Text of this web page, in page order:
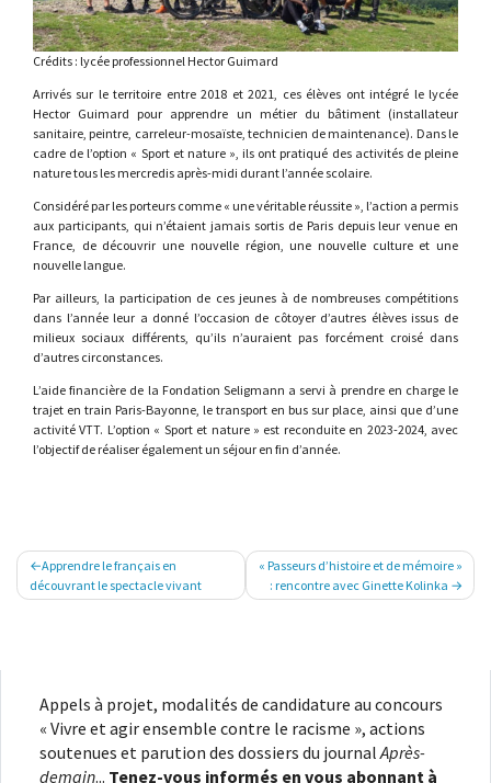
Crédits : lycée professionnel Hector Guimard
Arrivés sur le territoire entre 2018 et 2021, ces élèves ont intégré le lycée
Hector Guimard pour apprendre un métier du bâtiment (installateur
sanitaire, peintre, carreleur-mosaïste, technicien de maintenance). Dans le
cadre de l’option « Sport et nature », ils ont pratiqué des activités de pleine
nature tous les mercredis après-midi durant l’année scolaire.
Considéré par les porteurs comme « une véritable réussite », l’action a permis
aux participants, qui n’étaient jamais sortis de Paris depuis leur venue en
France, de découvrir une nouvelle région, une nouvelle culture et une
nouvelle langue.
Par ailleurs, la participation de ces jeunes à de nombreuses compétitions
dans l’année leur a donné l’occasion de côtoyer d’autres élèves issus de
milieux sociaux différents, qu’ils n’auraient pas forcément croisé dans
d’autres circonstances.
L’aide financière de la Fondation Seligmann a servi à prendre en charge le
trajet en train Paris-Bayonne, le transport en bus sur place, ainsi que d’une
activité VTT. L’option « Sport et nature » est reconduite en 2023-2024, avec
l’objectif de réaliser également un séjour en fin d’année.
Navigation
de
Apprendre le français en
découvrant le spectacle vivant
« Passeurs d’histoire et de mémoire »
: rencontre avec Ginette Kolinka
Appels à projet, modalités de candidature au concours
« Vivre et agir ensemble contre le racisme », actions
soutenues et parution des dossiers du journalAprès-
demain... Tenez-vous informés en vous abonnant à